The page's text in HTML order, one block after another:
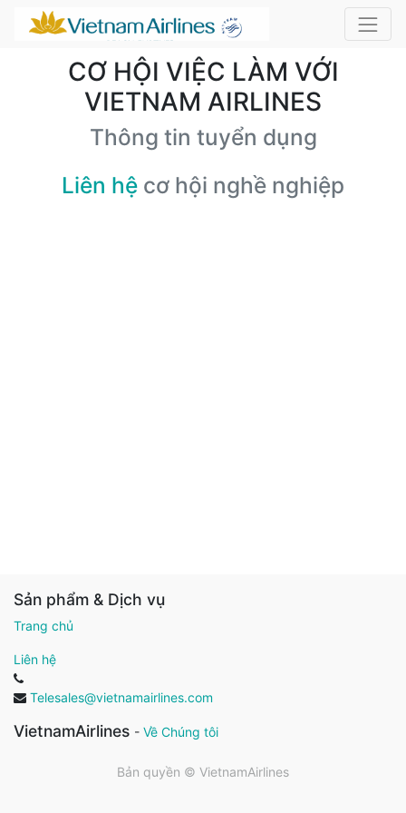
CƠ HỘI VIỆC LÀM VỚI
VIETNAM AIRLINES
Thông tin tuyển dụng
Liên hệ cơ hội nghề nghiệp
Sản phẩm & Dịch vụ
Trang chủ
Liên hệ
Telesales@vietnamairlines.com
VietnamAirlines - Về Chúng tôi
Bản quyền © VietnamAirlines